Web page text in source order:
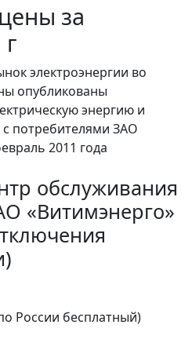
за
электроэнергии во
опубликованы
энергию и
потребителями ЗАО
2011 года
обслуживания
«Витимэнерго»
России бесплатный)